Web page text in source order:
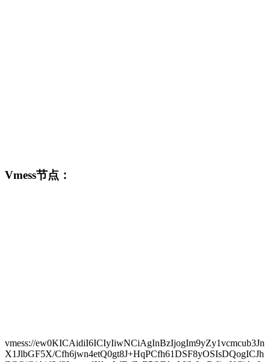
Vmess节点：
vmess://ew0KICAidiI6ICIyIiwNCiAgInBzIjogIm9yZy1vcmcub3Jn
X1JlbGF5X/Cfh6jwn4etQ0gt8J+HqPCfh61DSF8yOSIsDQogICJh